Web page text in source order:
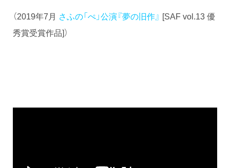
（2019年7月 さふの「ぺ」公演『夢の旧作』 [SAF vol.13 優
秀賞受賞作品]）